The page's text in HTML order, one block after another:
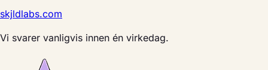
skjldlabs.com
Vi svarer vanligvis innen én virkedag.